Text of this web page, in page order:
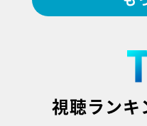
視聴ランキ